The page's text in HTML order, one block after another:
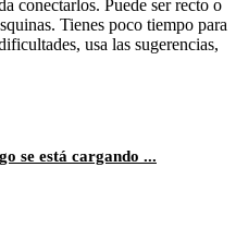
conectarlos. Puede ser recto o
Tienes poco tiempo para
usa las sugerencias,
se está cargando ...